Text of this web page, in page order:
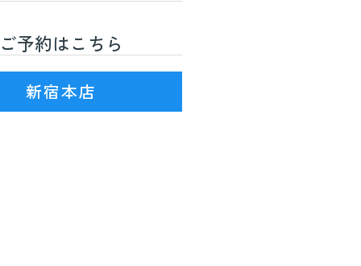
ご予約はこちら
新宿本店
)3番出口を出て徒歩7分